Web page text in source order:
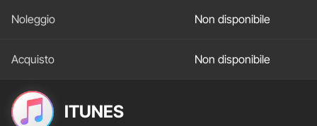
Non disponibile
Non disponibile
ITUNES